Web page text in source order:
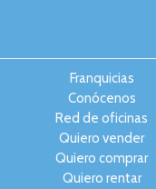
Franquicias
Conócenos
Red de oficinas
Quiero vender
Quiero comprar
Quiero rentar